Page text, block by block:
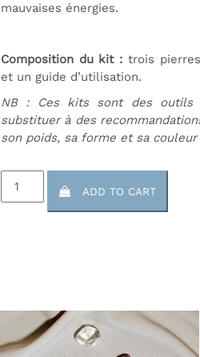
mauvaises énergies.
Composition du kit :trois
et un guide d’utilisation.
NB : Ces kits sont des outils
substituer à des
son poids, sa forme et sa couleur
quantity
ADD TO CART